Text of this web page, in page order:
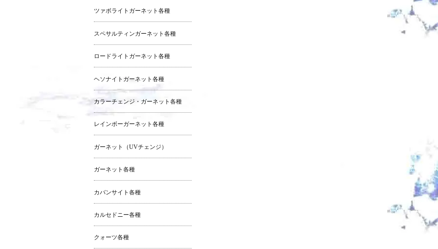
ツァボライトガーネット各種
スペサルティンガーネット各種
ロードライトガーネット各種
ヘソナイトガーネット各種
カラーチェンジ・ガーネット各種
レインボーガーネット各種
ガーネット（UVチェンジ）
ガーネット各種
カバンサイト各種
カルセドニー各種
クォーツ各種